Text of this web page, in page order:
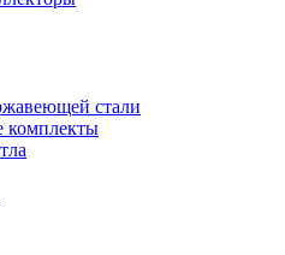
стали
комплекты